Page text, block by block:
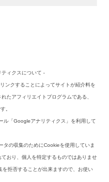
ィクスについて -
ンクすることによってサイトが紹介料を
たアフィリエイトプログラムである、
。
ル「Googleアナリティクス」を利用して
タの収集のためにCookieを使用していま
おり、個人を特定するものではありませ
拒否することが出来ますので、お使い